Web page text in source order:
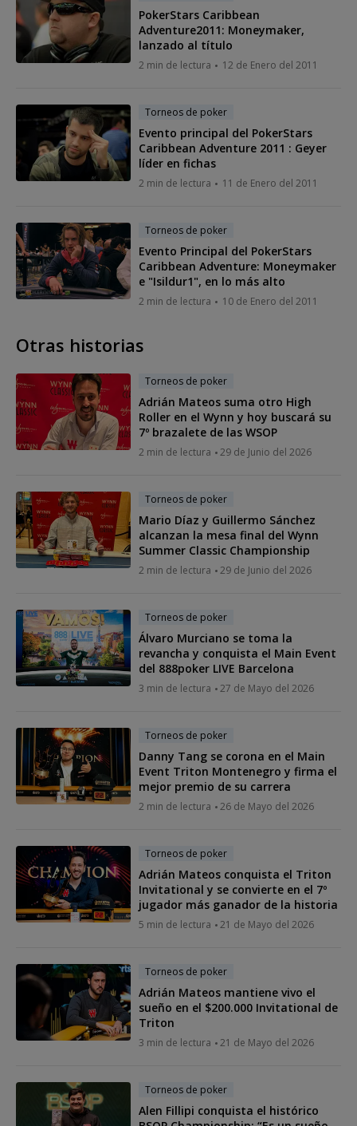
PokerStars Caribbean
Adventure2011: Moneymaker,
lanzado al título
2 min de lectura 12 de Enero del 2011
Torneos de poker
Evento principal del PokerStars
Caribbean Adventure 2011 : Geyer
líder en fichas
2 min de lectura 11 de Enero del 2011
Torneos de poker
Evento Principal del PokerStars
Caribbean Adventure: Moneymaker
e "Isildur1", en lo más alto
2 min de lectura 10 de Enero del 2011
Otras historias
Torneos de poker
Adrián Mateos suma otro High
Roller en el Wynn y hoy buscará su
7º brazalete de las WSOP
2 min de lectura 29 de Junio del 2026
Torneos de poker
Mario Díaz y Guillermo Sánchez
alcanzan la mesa final del Wynn
Summer Classic Championship
2 min de lectura 29 de Junio del 2026
Torneos de poker
Álvaro Murciano se toma la
revancha y conquista el Main Event
del 888poker LIVE Barcelona
3 min de lectura 27 de Mayo del 2026
Torneos de poker
Danny Tang se corona en el Main
Event Triton Montenegro y firma el
mejor premio de su carrera
2 min de lectura 26 de Mayo del 2026
Torneos de poker
Adrián Mateos conquista el Triton
Invitational y se convierte en el 7º
jugador más ganador de la historia
5 min de lectura 21 de Mayo del 2026
Torneos de poker
Adrián Mateos mantiene vivo el
sueño en el $200.000 Invitational de
Triton
3 min de lectura 21 de Mayo del 2026
Torneos de poker
Alen Fillipi conquista el histórico